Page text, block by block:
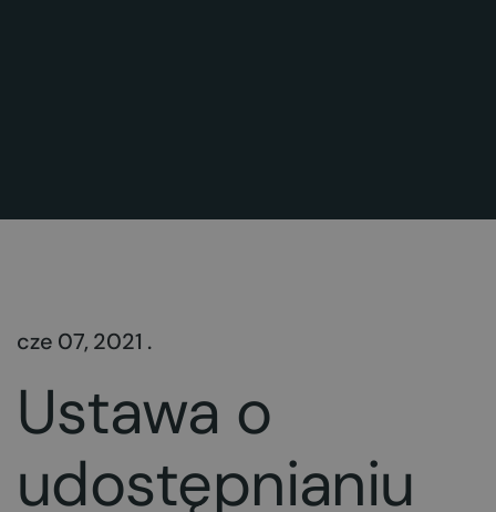
cze 07, 2021 .
Ustawa o
udostępnianiu